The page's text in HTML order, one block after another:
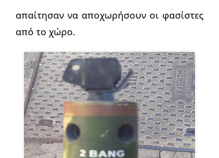
απαίτησαν να αποχωρήσουν οι φασίστες
από το χώρο.